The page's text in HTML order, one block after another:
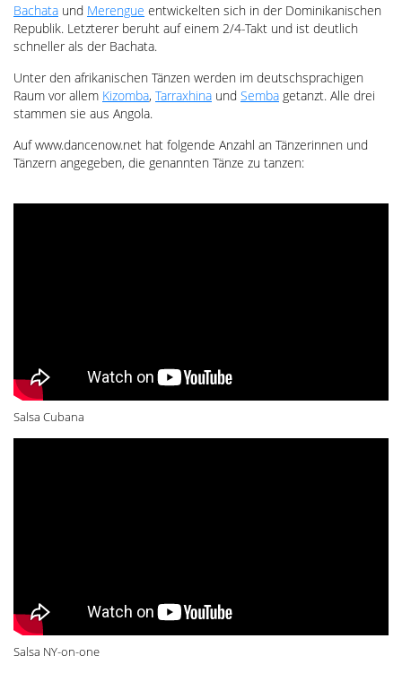
Bachata und Merengue entwickelten sich in der Dominikanischen
Republik. Letzterer beruht auf einem 2/4-Takt und ist deutlich
schneller als der Bachata.
Unter den afrikanischen Tänzen werden im deutschsprachigen
Raum vor allem Kizomba, Tarraxhina und Semba getanzt. Alle drei
stammen sie aus Angola.
Auf www.dancenow.net hat folgende Anzahl an Tänzerinnen und
Tänzern angegeben, die genannten Tänze zu tanzen:
Salsa Cubana
Salsa NY-on-one